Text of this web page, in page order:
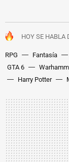
HOY SE HABLA
RPG Fantasía
GTA 6
Harry Potter